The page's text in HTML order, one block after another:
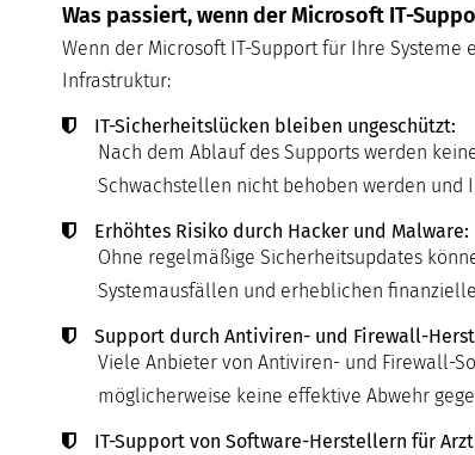
Was passiert, wenn der Microsoft IT-
Wenn der Microsoft IT-Support für Ihre
Infrastruktur:
IT-Sicherheitslücken bleiben ungeschützt:
Nach dem Ablauf des Supports werden
Schwachstellen nicht behoben werden und
Erhöhtes Risiko durch Hacker und Malware:
Ohne regelmäßige Sicherheitsupdates
Systemausfällen und erheblichen
Support durch Antiviren- und Firewall-
Viele Anbieter von Antiviren- und Firewall-
möglicherweise keine effektive Abwehr
IT-Support von Software-Herstellern für